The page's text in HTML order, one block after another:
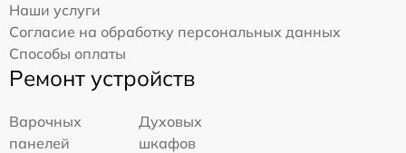
Наши услуги
Согласие на обработку персональных данных
Способы оплаты
Ремонт устройств
Варочных
панелей
Духовых
шкафов